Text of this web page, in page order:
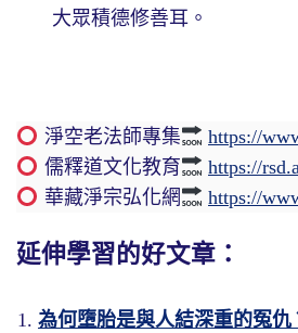
大眾積德修善耳。
淨空老法師專集
https://
儒釋道文化教育
https://
華藏淨宗弘化網
https://
延伸學習的好文章：
為何墮胎是與人結深重的冤仇